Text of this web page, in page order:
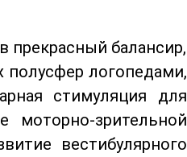
прекрасный балансир,
полусфер логопедами,
стимуляция для
моторно-зрительной
вестибулярного